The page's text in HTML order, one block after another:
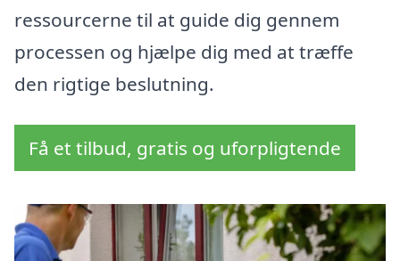
ressourcerne til at guide dig gennem
processen og hjælpe dig med at træffe
den rigtige beslutning.
Få et tilbud, gratis og uforpligtende